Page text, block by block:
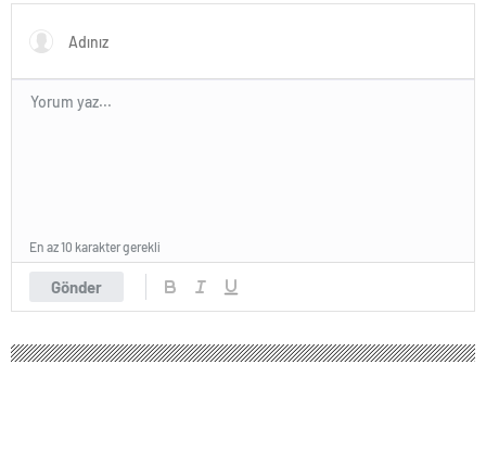
Gönder
En az 10 karakter gerekli